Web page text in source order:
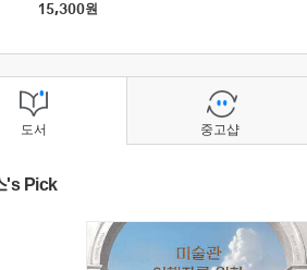
15,300원
도서
's Pick
중고샵